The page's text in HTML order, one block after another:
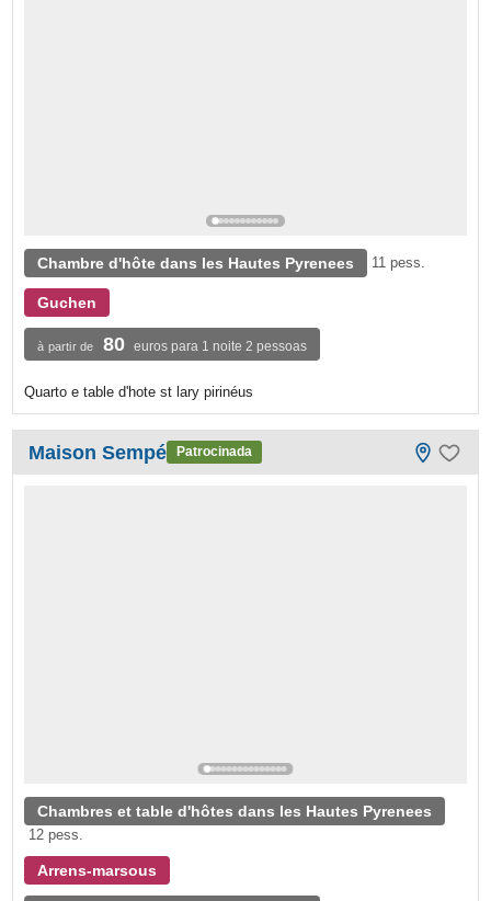
Chambre d'hôte dans les Hautes Pyrenees 11 pess.
Guchen
à partir de 80 euros para 1 noite 2 pessoas
Quarto e table d'hote st lary pirinéus
Maison Sempé Patrocinada
Chambres et table d'hôtes dans les Hautes Pyrenees
12 pess.
Arrens-marsous